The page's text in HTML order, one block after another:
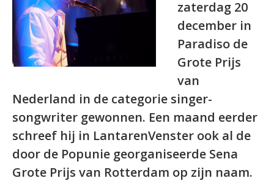
zaterdag 20
december in
Paradiso de
Grote Prijs
van
Nederland in de categorie singer-
songwriter gewonnen. Een maand eerder
schreef hij in LantarenVenster ook al de
door de Popunie georganiseerde Sena
Grote Prijs van Rotterdam op zijn naam.